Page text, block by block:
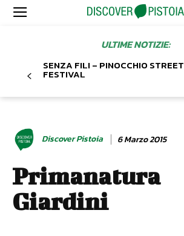
ULTIME NOTIZIE:
SENZA FILI – PINOCCHIO STREET
FESTIVAL
Discover Pistoia 6 Marzo 2015
Primanatura
Giardini